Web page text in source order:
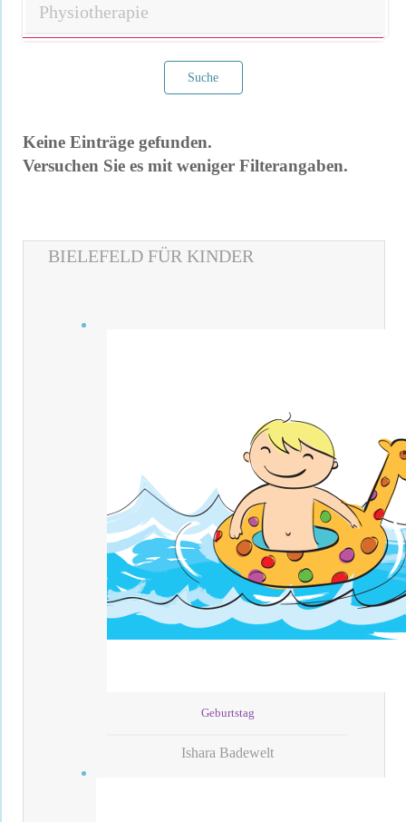
Physiotherapie
Suche
Keine Einträge gefunden.
Versuchen Sie es mit weniger Filterangaben.
BIELEFELD FÜR KINDER
Geburtstag
Ishara Badewelt